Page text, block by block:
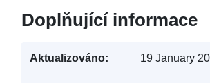
Doplňující informace
Aktualizováno: 19 January